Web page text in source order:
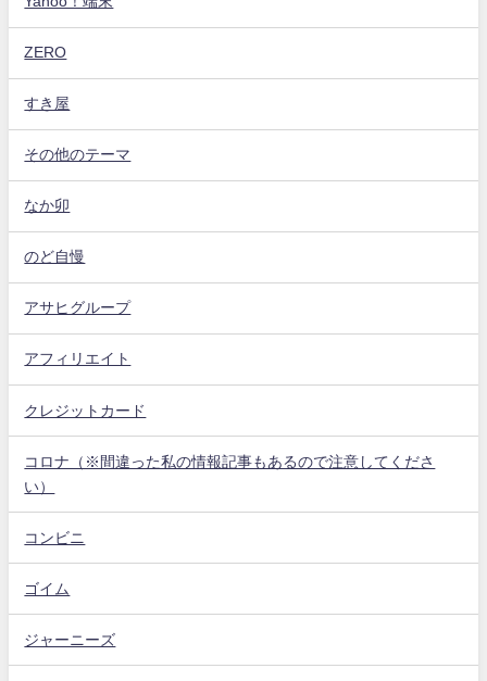
ZERO
すき屋
その他のテーマ
なか卯
のど自慢
アサヒグループ
アフィリエイト
クレジットカード
コロナ（※間違った私の情報記事もあるので注意してくださ
い）
コンビニ
ゴイム
ジャーニーズ